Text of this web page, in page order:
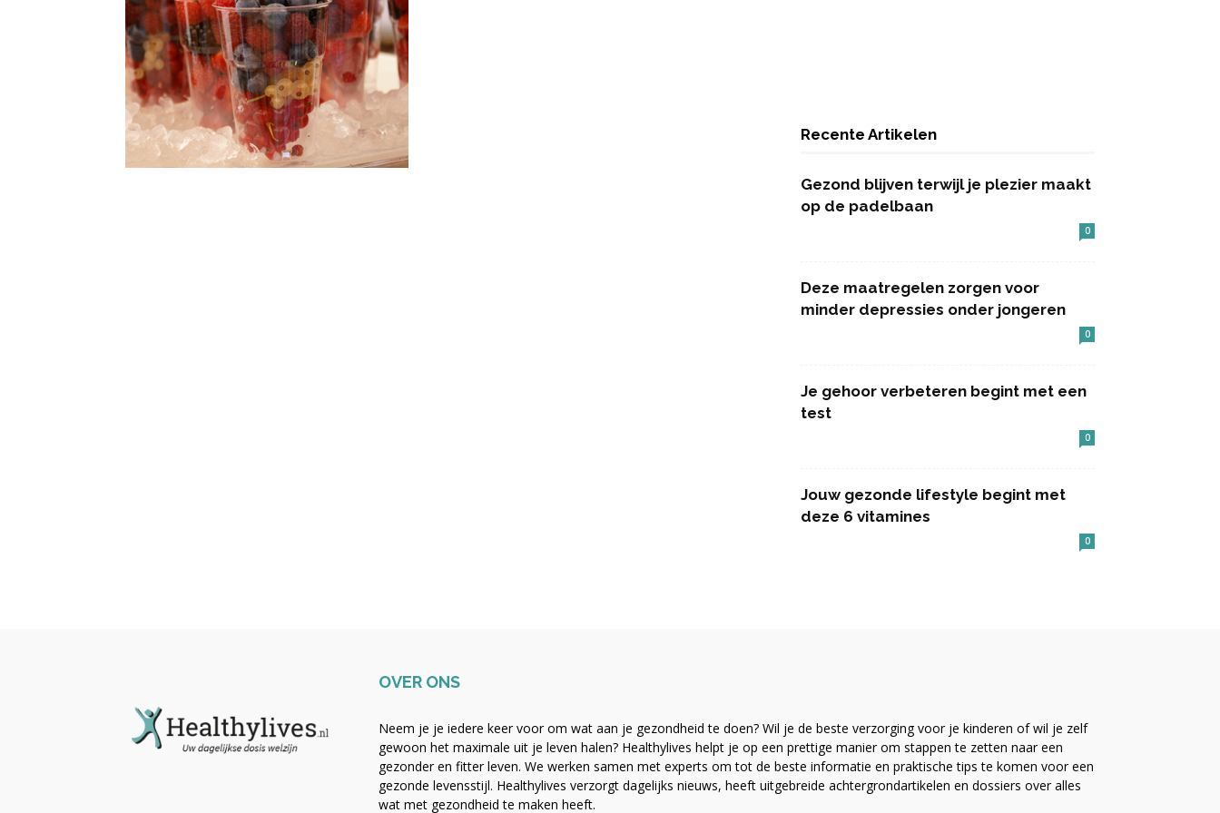
Recente Artikelen
Gezond blijven terwijl je plezier maakt
op de padelbaan
0
Deze maatregelen zorgen voor
minder depressies onder jongeren
0
Je gehoor verbeteren begint met een
test
0
Jouw gezonde lifestyle begint met
deze 6 vitamines
0
OVER ONS
Neem je je iedere keer voor om wat aan je gezondheid te doen? Wil je de beste verzorging voor je kinderen of wil je zelf
gewoon het maximale uit je leven halen? Healthylives helpt je op een prettige manier om stappen te zetten naar een
gezonder en fitter leven. We werken samen met experts om tot de beste informatie en praktische tips te komen voor een
gezonde levensstijl. Healthylives verzorgt dagelijks nieuws, heeft uitgebreide achtergrondartikelen en dossiers over alles
wat met gezondheid te maken heeft.